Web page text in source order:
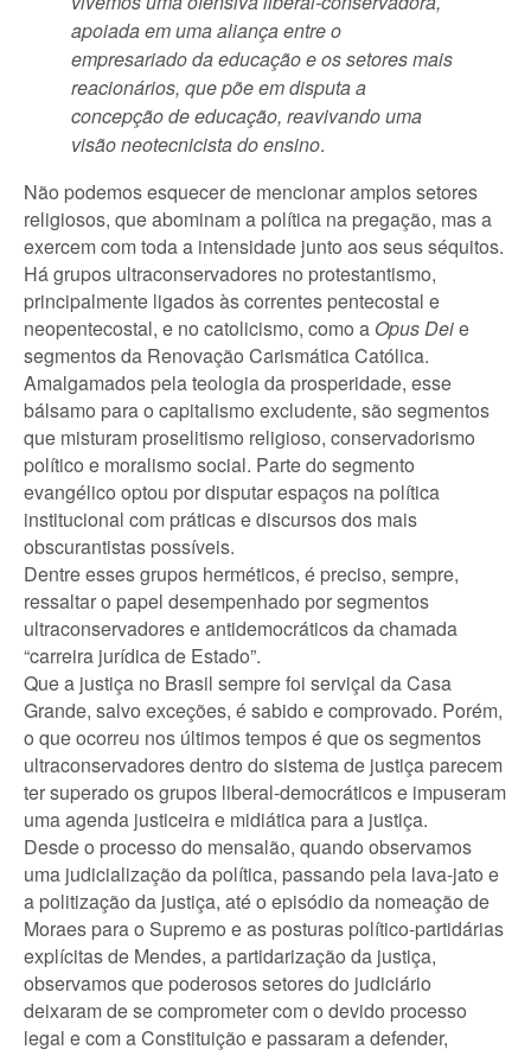
apoiada em uma aliança entre o
empresariado da educação e os setores mais
reacionários, que põe em disputa a
concepção de educação, reavivando uma
visão neotecnicista do ensino.
Não podemos esquecer de mencionar amplos setores
religiosos, que abominam a política na pregação, mas a
exercem com toda a intensidade junto aos seus séquitos.
Há grupos ultraconservadores no protestantismo,
principalmente ligados às correntes pentecostal e
neopentecostal, e no catolicismo, como a Opus Deie
segmentos da Renovação Carismática Católica.
Amalgamados pela teologia da prosperidade, esse
bálsamo para o capitalismo excludente, são segmentos
que misturam proselitismo religioso, conservadorismo
político e moralismo social. Parte do segmento
evangélico optou por disputar espaços na política
institucional com práticas e discursos dos mais
obscurantistas possíveis.
Dentre esses grupos herméticos, é preciso, sempre,
ressaltar o papel desempenhado por segmentos
ultraconservadores e antidemocráticos da chamada
“carreira jurídica de Estado”.
Que a justiça no Brasil sempre foi serviçal da Casa
Grande, salvo exceções, é sabido e comprovado. Porém,
o que ocorreu nos últimos tempos é que os segmentos
ultraconservadores dentro do sistema de justiça parecem
ter superado os grupos liberal-democráticos e impuseram
uma agenda justiceira e midiática para a justiça.
Desde o processo do mensalão, quando observamos
uma judicialização da política, passando pela lava-jato e
a politização da justiça, até o episódio da nomeação de
Moraes para o Supremo e as posturas político-partidárias
explícitas de Mendes, a partidarização da justiça,
observamos que poderosos setores do judiciário
deixaram de se comprometer com o devido processo
legal e com a Constituição e passaram a defender,